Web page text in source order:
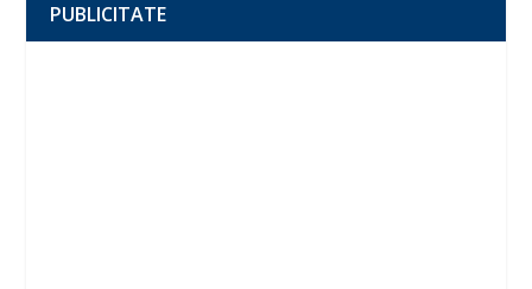
PUBLICITATE